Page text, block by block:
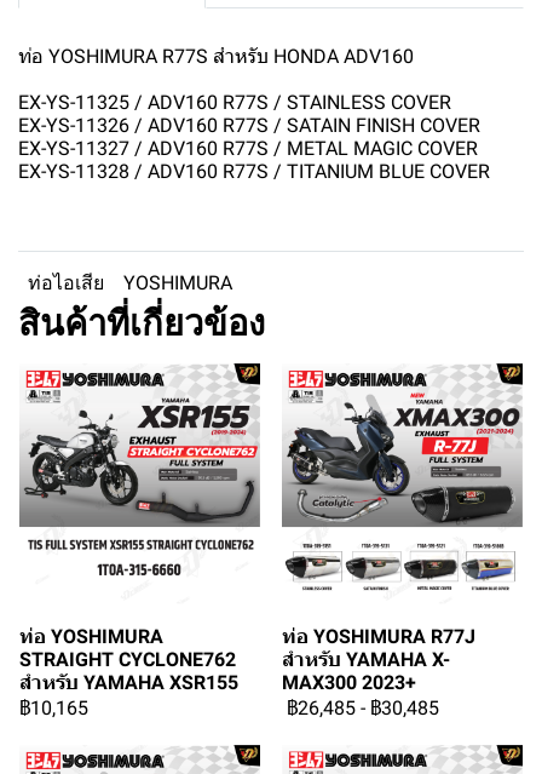
ท่อ YOSHIMURA R77S สำหรับ HONDA ADV160
EX-YS-11325 / ADV160 R77S / STAINLESS COVER
EX-YS-11326 / ADV160 R77S / SATAIN FINISH COVER
EX-YS-11327 / ADV160 R77S / METAL MAGIC COVER
EX-YS-11328 / ADV160 R77S / TITANIUM BLUE COVER
ท่อไอเสีย YOSHIMURA
สินค้าที่เกี่ยวข้อง
ท่อ YOSHIMURA
STRAIGHT CYCLONE762
สำหรับ YAMAHA XSR155
฿10,165
ท่อ YOSHIMURA R77J
สำหรับ YAMAHA X-
MAX300 2023+
฿26,485 - ฿30,485